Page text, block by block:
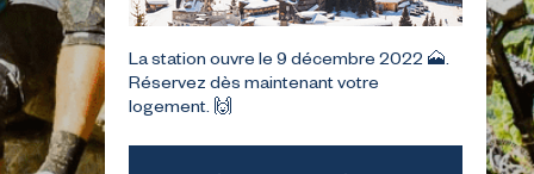
GUIDE POUR VOTRE
PREMIÈRE ÉTÉ
La station ouvre le 9 décembre 2022 🗻.
Réservez dès maintenant votre
logement. 🙌